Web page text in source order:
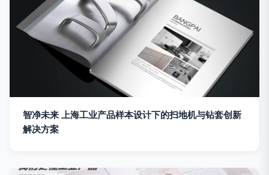
智净未来 上海工业产品样本设计下的扫地机与钻套创新
解决方案